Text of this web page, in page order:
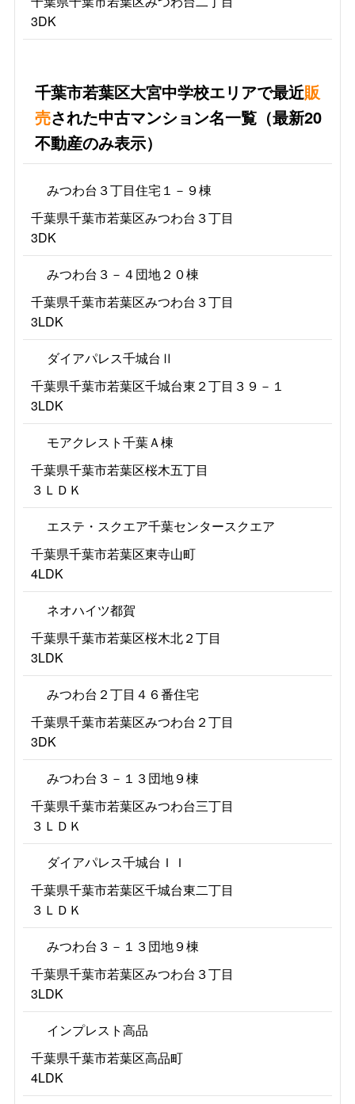
3DK
千葉市若葉区大宮中学校エリアで最近販
売された中古マンション名一覧（最新20
不動産のみ表示）
みつわ台３丁目住宅１－９棟
千葉県千葉市若葉区みつわ台３丁目
3DK
みつわ台３－４団地２０棟
千葉県千葉市若葉区みつわ台３丁目
3LDK
ダイアパレス千城台Ⅱ
千葉県千葉市若葉区千城台東２丁目３９－１
3LDK
モアクレスト千葉Ａ棟
千葉県千葉市若葉区桜木五丁目
３ＬＤＫ
エステ・スクエア千葉センタースクエア
千葉県千葉市若葉区東寺山町
4LDK
ネオハイツ都賀
千葉県千葉市若葉区桜木北２丁目
3LDK
みつわ台２丁目４６番住宅
千葉県千葉市若葉区みつわ台２丁目
3DK
みつわ台３－１３団地９棟
千葉県千葉市若葉区みつわ台三丁目
３ＬＤＫ
ダイアパレス千城台ＩＩ
千葉県千葉市若葉区千城台東二丁目
３ＬＤＫ
みつわ台３－１３団地９棟
千葉県千葉市若葉区みつわ台３丁目
3LDK
インプレスト高品
千葉県千葉市若葉区高品町
4LDK